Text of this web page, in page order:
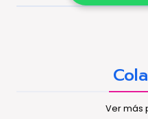
Ver más